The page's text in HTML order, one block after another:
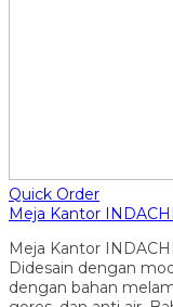
Quick Order
Meja Kantor
Meja Kantor
Didesain dengan
dengan bahan